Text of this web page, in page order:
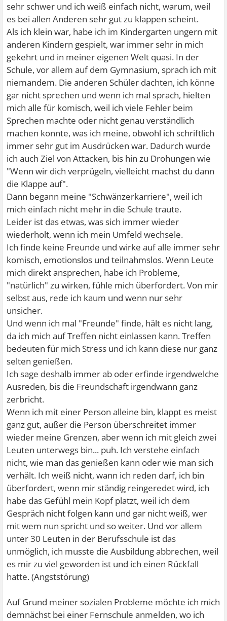
sehr schwer und ich weiß einfach nicht, warum, weil
es bei allen Anderen sehr gut zu klappen scheint.
Als ich klein war, habe ich im Kindergarten ungern mit
anderen Kindern gespielt, war immer sehr in mich
gekehrt und in meiner eigenen Welt quasi. In der
Schule, vor allem auf dem Gymnasium, sprach ich mit
niemandem. Die anderen Schüler dachten, ich könne
gar nicht sprechen und wenn ich mal sprach, hielten
mich alle für komisch, weil ich viele Fehler beim
Sprechen machte oder nicht genau verständlich
machen konnte, was ich meine, obwohl ich schriftlich
immer sehr gut im Ausdrücken war. Dadurch wurde
ich auch Ziel von Attacken, bis hin zu Drohungen wie
"Wenn wir dich verprügeln, vielleicht machst du dann
die Klappe auf".
Dann begann meine "Schwänzerkarriere", weil ich
mich einfach nicht mehr in die Schule traute.
Leider ist das etwas, was sich immer wieder
wiederholt, wenn ich mein Umfeld wechsele.
Ich finde keine Freunde und wirke auf alle immer sehr
komisch, emotionslos und teilnahmslos. Wenn Leute
mich direkt ansprechen, habe ich Probleme,
"natürlich" zu wirken, fühle mich überfordert. Von mir
selbst aus, rede ich kaum und wenn nur sehr
unsicher.
Und wenn ich mal "Freunde" finde, hält es nicht lang,
da ich mich auf Treffen nicht einlassen kann. Treffen
bedeuten für mich Stress und ich kann diese nur ganz
selten genießen.
Ich sage deshalb immer ab oder erfinde irgendwelche
Ausreden, bis die Freundschaft irgendwann ganz
zerbricht.
Wenn ich mit einer Person alleine bin, klappt es meist
ganz gut, außer die Person überschreitet immer
wieder meine Grenzen, aber wenn ich mit gleich zwei
Leuten unterwegs bin... puh. Ich verstehe einfach
nicht, wie man das genießen kann oder wie man sich
verhält. Ich weiß nicht, wann ich reden darf, ich bin
überfordert, wenn mir ständig reingeredet wird, ich
habe das Gefühl mein Kopf platzt, weil ich dem
Gespräch nicht folgen kann und gar nicht weiß, wer
mit wem nun spricht und so weiter. Und vor allem
unter 30 Leuten in der Berufsschule ist das
unmöglich, ich musste die Ausbildung abbrechen, weil
es mir zu viel geworden ist und ich einen Rückfall
hatte. (Angststörung)
Auf Grund meiner sozialen Probleme möchte ich mich
demnächst bei einer Fernschule anmelden, wo ich